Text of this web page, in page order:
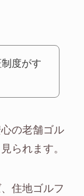
度がす
の老舗ゴル
られます。
住地ゴルフ